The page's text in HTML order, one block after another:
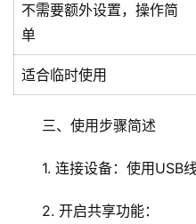
不需要额外设置，操作简
单
适合临时使用
三、使用步骤简述
1. 连接设备：使用USB
2. 开启共享功能：